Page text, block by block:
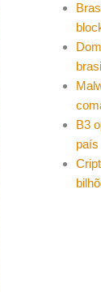
B3
país